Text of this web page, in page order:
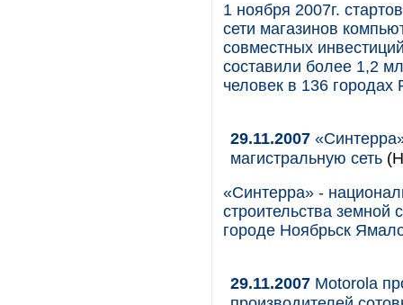
1 ноября 2007г.
сети магазинов
совместных
составили более 1,2
человек в 136 городах
29.11.2007
магистральную сеть
«Синтерра» -
строительства
городе Ноябрьск
29.11.2007 Motorola